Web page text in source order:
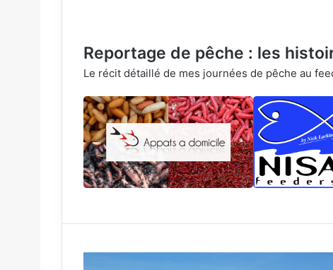
Reportage de pêche : les
Le récit détaillé de mes journées de pêche au